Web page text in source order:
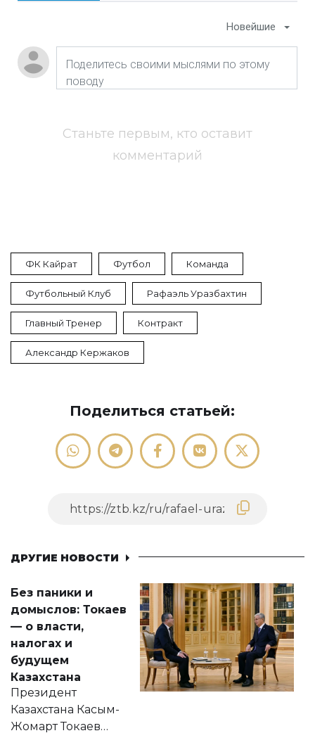
Новейшие
Станьте первым, кто оставит
комментарий
ФК Кайрат Футбол Команда
Футбольный Клуб Рафаэль Уразбахтин
Главный Тренер Контракт
Александр Кержаков
Поделиться статьей:
ДРУГИЕ НОВОСТИ
Без паники и
домыслов: Токаев
— о власти,
налогах и
будущем
Казахстана
Президент
Казахстана Касым-
Жомарт Токаев